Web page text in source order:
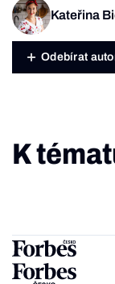
Kateřina
Odebírat
K